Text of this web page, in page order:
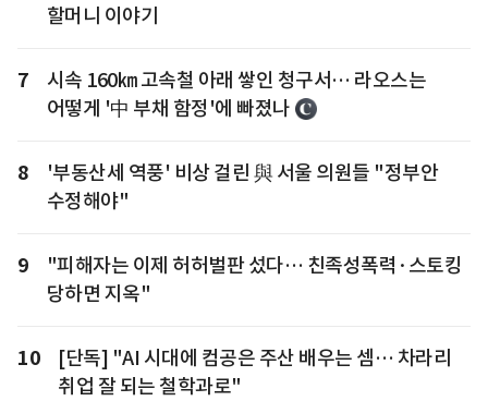
할머니 이야기
7
시속 160㎞ 고속철 아래 쌓인 청구서… 라오스는
어떻게 '中 부채 함정'에 빠졌나
8
'부동산세 역풍' 비상 걸린 與 서울 의원들 "정부안
수정해야"
9
"피해자는 이제 허허벌판 섰다… 친족성폭력·스토킹
당하면 지옥"
10
[단독] "AI 시대에 컴공은 주산 배우는 셈… 차라리
취업 잘 되는 철학과로"